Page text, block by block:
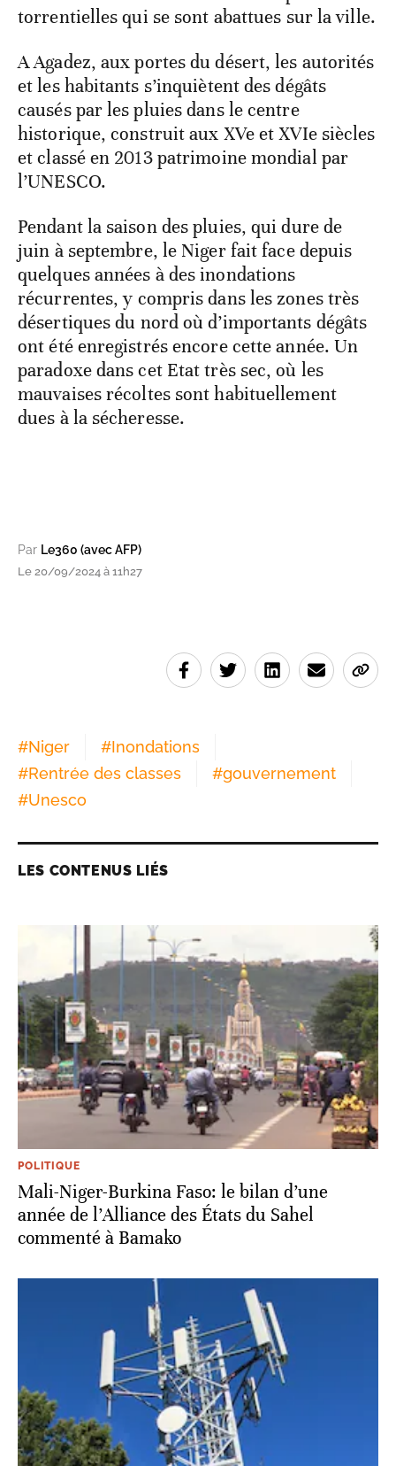
torrentielles qui se sont abattues sur la ville.
A Agadez, aux portes du désert, les autorités
et les habitants s’inquiètent des dégâts
causés par les pluies dans le centre
historique, construit aux XVe et XVIe siècles
et classé en 2013 patrimoine mondial par
l’UNESCO.
Pendant la saison des pluies, qui dure de
juin à septembre, le Niger fait face depuis
quelques années à des inondations
récurrentes, y compris dans les zones très
désertiques du nord où d’importants dégâts
ont été enregistrés encore cette année. Un
paradoxe dans cet Etat très sec, où les
mauvaises récoltes sont habituellement
dues à la sécheresse.
Par Le360 (avec AFP)
Le 20/09/2024 à 11h27
#Niger #Inondations
#Rentrée des classes #gouvernement
#Unesco
LES CONTENUS LIÉS
POLITIQUE
Mali-Niger-Burkina Faso: le bilan d’une
année de l’Alliance des États du Sahel
commenté à Bamako